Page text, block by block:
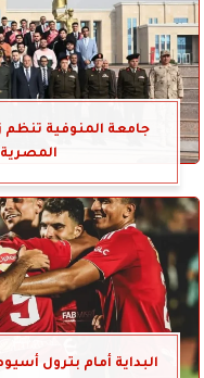
جامعة المنوفية تنظم
البداية أمام بترول